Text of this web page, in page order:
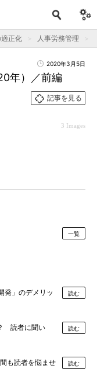
正化 人事労務管理
2020年3月5日
年）／前編
記事を見る
3 Images
一覧
発」のデメリッ
読む
読者に聞い
読む
も読者を悩ませ
読む